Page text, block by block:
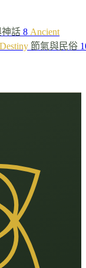
話 8 Ancient
節氣與民俗